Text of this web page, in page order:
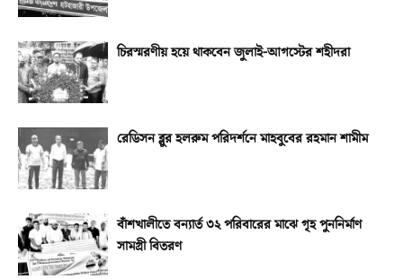
চিরস্মরণীয় হয়ে থাকবেন জুলাই-আগস্টের শহীদরা
রেডিসন ব্লুর হলরুম পরিদর্শনে মাহবুবের রহমান শামীম
বাঁশখালীতে বন্যার্ত ৩২ পরিবারের মাঝে গৃহ পুননির্মাণ
সামগ্রী বিতরণ